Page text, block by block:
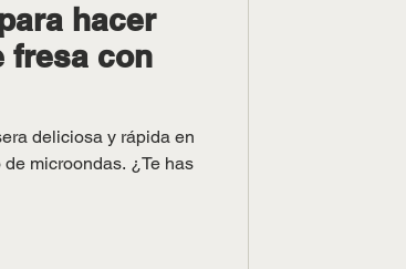
hacer
fresa con
deliciosa y rápida en
microondas. ¿Te has